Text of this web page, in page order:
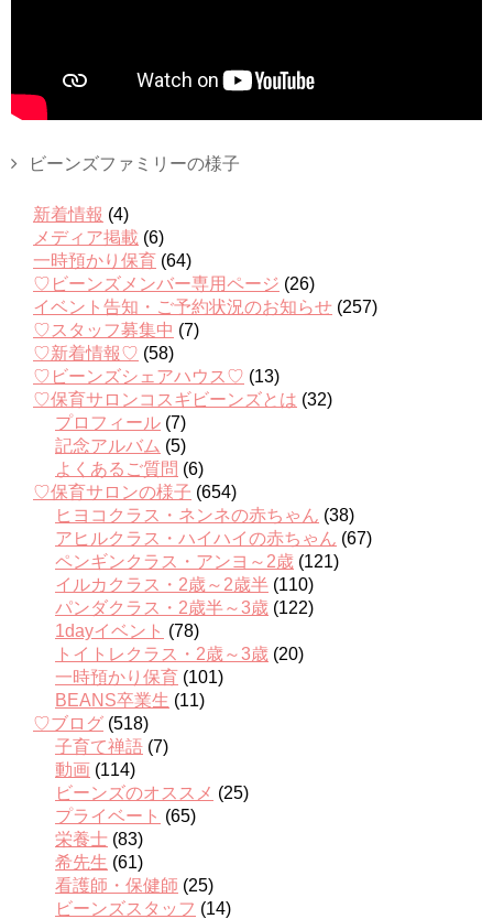
ビーンズファミリーの様子
新着情報 (4)
メディア掲載 (6)
一時預かり保育 (64)
♡ビーンズメンバー専用ページ (26)
イベント告知・ご予約状況のお知らせ (257)
♡スタッフ募集中 (7)
♡新着情報♡ (58)
♡ビーンズシェアハウス♡ (13)
♡保育サロンコスギビーンズとは (32)
プロフィール (7)
記念アルバム (5)
よくあるご質問 (6)
♡保育サロンの様子 (654)
ヒヨコクラス・ネンネの赤ちゃん (38)
アヒルクラス・ハイハイの赤ちゃん (67)
ペンギンクラス・アンヨ～2歳 (121)
イルカクラス・2歳～2歳半 (110)
パンダクラス・2歳半～3歳 (122)
1dayイベント (78)
トイトレクラス・2歳～3歳 (20)
一時預かり保育 (101)
BEANS卒業生 (11)
♡ブログ (518)
子育て禅語 (7)
動画 (114)
ビーンズのオススメ (25)
プライベート (65)
栄養士 (83)
希先生 (61)
看護師・保健師 (25)
ビーンズスタッフ (14)